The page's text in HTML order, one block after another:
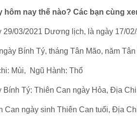
hôm nay thế nào? Các bạn cùng
29/03/2021 Dương lịch, là ngày 17/
Bính Tý, tháng Tân Mão, năm
Mùi, Ngũ Hành: Thổ
Bính Tý: Thiên Can ngày Hỏa, Địa
Can ngày sinh Thiên Can tuổi, Địa